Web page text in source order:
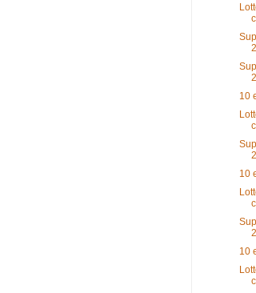
10
10
10